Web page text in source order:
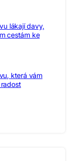
lákají davy,
cestám ke
která vám